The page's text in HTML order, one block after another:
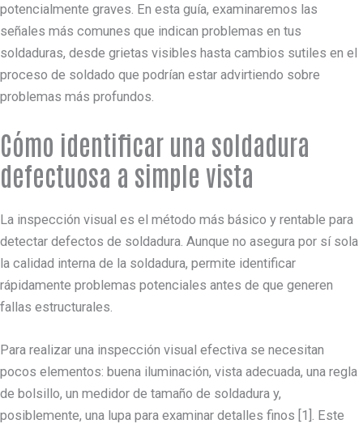
potencialmente graves. En esta guía, examinaremos las
señales más comunes que indican problemas en tus
soldaduras, desde grietas visibles hasta cambios sutiles en el
proceso de soldado que podrían estar advirtiendo sobre
problemas más profundos.
Cómo identificar una soldadura
defectuosa a simple vista
La inspección visual es el método más básico y rentable para
detectar defectos de soldadura. Aunque no asegura por sí sola
la calidad interna de la soldadura, permite identificar
rápidamente problemas potenciales antes de que generen
fallas estructurales.
Para realizar una inspección visual efectiva se necesitan
pocos elementos: buena iluminación, vista adecuada, una regla
de bolsillo, un medidor de tamaño de soldadura y,
posiblemente, una lupa para examinar detalles finos [1]. Este